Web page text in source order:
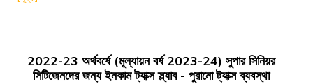
2022-23 অর্থবর্ষে (মূল্যায়ন বর্ষ 2023-24) সুপার সিনিয়র
সিটিজেনদের জন্য ইনকাম ট্যাক্স স্ল্যাব - পুরানো ট্যাক্স ব্যবস্থা